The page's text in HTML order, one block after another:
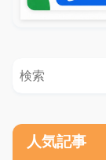
人気記事